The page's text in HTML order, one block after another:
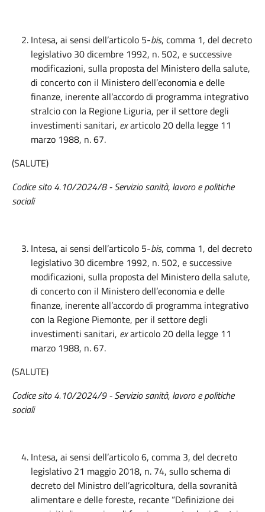
Intesa, ai sensi dell’articolo 5-bis, comma 1, del decreto
legislativo 30 dicembre 1992, n. 502, e successive
modificazioni, sulla proposta del Ministero della salute,
di concerto con il Ministero dell’economia e delle
finanze, inerente all’accordo di programma integrativo
stralcio con la Regione Liguria, per il settore degli
investimenti sanitari, exarticolo 20 della legge 11
marzo 1988, n. 67.
(SALUTE)
Codice sito 4.10/2024/8 - Servizio sanità, lavoro e politiche
sociali
Intesa, ai sensi dell’articolo 5-bis, comma 1, del decreto
legislativo 30 dicembre 1992, n. 502, e successive
modificazioni, sulla proposta del Ministero della salute,
di concerto con il Ministero dell’economia e delle
finanze, inerente all’accordo di programma integrativo
con la Regione Piemonte, per il settore degli
investimenti sanitari, exarticolo 20 della legge 11
marzo 1988, n. 67.
(SALUTE)
Codice sito 4.10/2024/9 - Servizio sanità, lavoro e politiche
sociali
Intesa, ai sensi dell’articolo 6, comma 3, del decreto
legislativo 21 maggio 2018, n. 74, sullo schema di
decreto del Ministro dell’agricoltura, della sovranità
alimentare e delle foreste, recante “Definizione dei